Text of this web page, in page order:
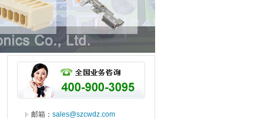
邮箱： sales@szcwdz.com